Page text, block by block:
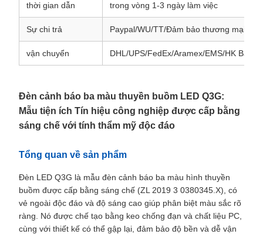
thời gian dẫn trong vòng 1-3 ngày làm việc
Sự chi trả Paypal/WU/TT/Đảm bảo thương mại/
vận chuyển DHL/UPS/FedEx/Aramex/EMS/HK Bài
Đèn cảnh báo ba màu thuyền buồm LED Q3G:
Mẫu tiện ích Tín hiệu công nghiệp được cấp bằng
sáng chế với tính thẩm mỹ độc đáo
Tổng quan về sản phẩm
Đèn LED Q3G là mẫu đèn cảnh báo ba màu hình thuyền
buồm được cấp bằng sáng chế (ZL 2019 3 0380345.X), có
vẻ ngoài độc đáo và độ sáng cao giúp phân biệt màu sắc rõ
ràng. Nó được chế tạo bằng keo chống đạn và chất liệu PC,
cùng với thiết kế có thể gập lại, đảm bảo độ bền và dễ vận